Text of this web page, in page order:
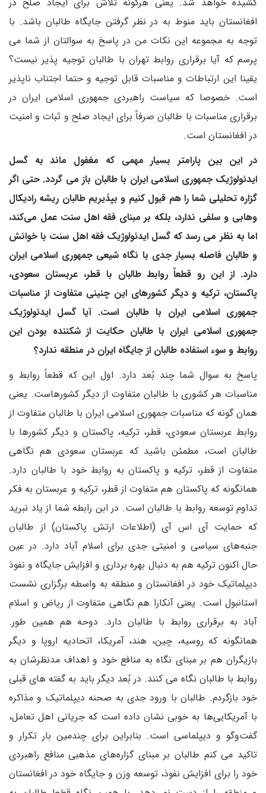
افغانستان باید منوط به در نظر گرفتن جایگاه طالبان باشد. با
توجه به مجموعه این نکات من در پاسخ به سوالتان از شما می
پرسم که آیا برقراری روابط تهران با طالبان توجیه پذیر نیست؟
یقینا این ارتباطات و مناسبات قابل توجیه و حتما اجتناب ناپذیر
است. خصوصا که سیاست راهبردی جمهوری اسلامی ایران در
برقراری مناسبات با طالبان صرفاً برای ایجاد صلح و ثبات و امنیت
در افغانستان است.
در این بین پارامتر بسیار مهمی که مغفول ماند به گسل
ایدئولوژیک جمهوری اسلامی ایران با طالبان باز می گردد. حتی اگر
گزاره تحلیلی شما را هم قبول کنیم و بپذیریم طالبان ریشه رادیکال
وهابی و سلفی ندارد، بلکه بر مبنای فقه اهل سنت عمل می‌کند،
اما به نظر می رسد که گسل ایدئولوژیک فقه اهل سنت با خوانش
و طالبان فاصله بسیار جدی با نگاه شیعی جمهوری اسلامی ایران
دارد. از این رو قطعاً روابط طالبان با قطر، عربستان سعودی،
پاکستان، ترکیه و دیگر کشورهای این چنینی متفاوت از مناسبات
جمهوری اسلامی ایران با طالبان است. آیا گسل ایدئولوژیک
جمهوری اسلامی ایران با طالبان حکایت از شکننده بودن این
روابط و سوء استفاده طالبان از جایگاه ایران در منطقه ندارد؟
پاسخ به سوال شما چند بُعد دارد. اول این که قطعاً روابط و
مناسبات هر کشوری با طالبان متفاوت از دیگر کشورهاست. یعنی
همان گونه که مناسبات جمهوری اسلامی ایران با طالبان متفاوت از
روابط عربستان سعودی، قطر، ترکیه، پاکستان و دیگر کشورها با
طالبان است، مطمئن باشید که عربستان سعودی هم نگاهی
متفاوت از قطر، ترکیه و پاکستان به روابط خود با طالبان دارد.
همانگونه که پاکستان هم متفاوت از قطر، ترکیه و عربستان به فکر
تداوم توسعه روابط با طالبان است. در ابن رابطه شما از یاد نبرید
که حمایت آی اس آی (اطلاعات ارتش پاکستان) از طالبان
جنبه‌های سیاسی و امنیتی جدی برای اسلام آباد دارد. در عین
حال اکنون ترکیه هم به دنبال بهره برداری و افزایش جایگاه و نفوذ
دیپلماتیک خود در افغانستان و منطقه به واسطه برگزاری نشست
استانبول است. یعنی آنکارا هم نگاهی متفاوت از ریاض و اسلام
آباد به برقراری روابط با طالبان دارد. دوحه هم همین طور.
همانگونه که روسیه، چین، هند، آمریکا، اتحادیه اروپا و دیگر
بازیگران هم بر مبنای نگاه به منافع خود و اهداف مدنظرشان به
روابط با طالبان نگاه می کنند. در بُعد دیگر باید به گفته های قبلی
خود بازگردم. طالبان با ورود جدی به صحنه دیپلماتیک و مذاکره
با آمریکایی‌ها به خوبی نشان داده است که جریانی اهل تعامل،
گفت‌وگو و دیپلماسی است. بنابراین برای چندمین بار تکرار و
تاکید می کنم طالبان بر مبنای گزاره‌های مذهبی منافع راهبردی
خود را برای افزایش نفوذ، توسعه وزن و جایگاه خود در افغانستان